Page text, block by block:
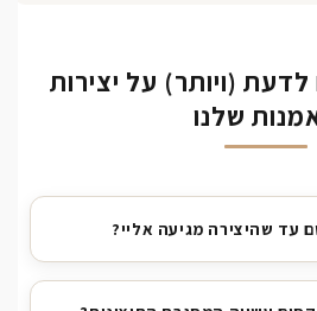
(ויותר) על יצירות
שלנו
עד שהיצירה מגיעה אליי?